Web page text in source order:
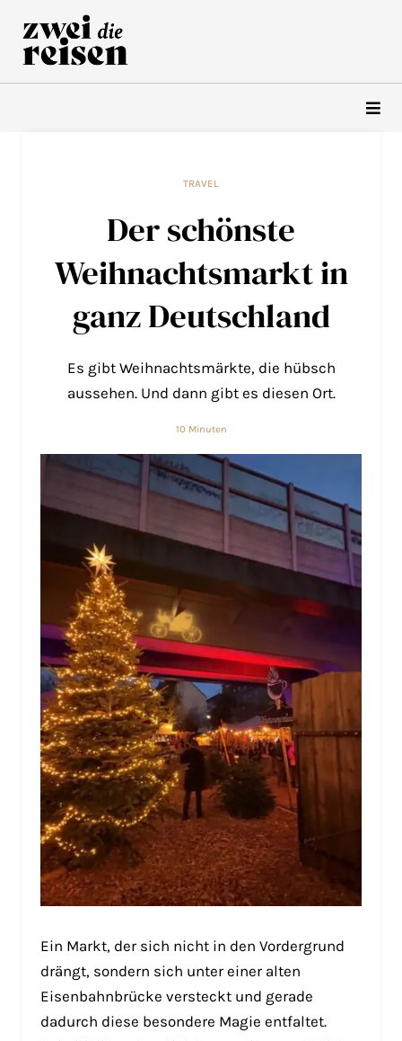
Inhalt
springen
TRAVEL
Der schönste
Weihnachtsmarkt in
ganz Deutschland
Es gibt Weihnachtsmärkte, die hübsch
aussehen. Und dann gibt es diesen Ort.
10 Minuten
Ein Markt, der sich nicht in den Vordergrund
drängt, sondern sich unter einer alten
Eisenbahnbrücke versteckt und gerade
dadurch diese besondere Magie entfaltet.